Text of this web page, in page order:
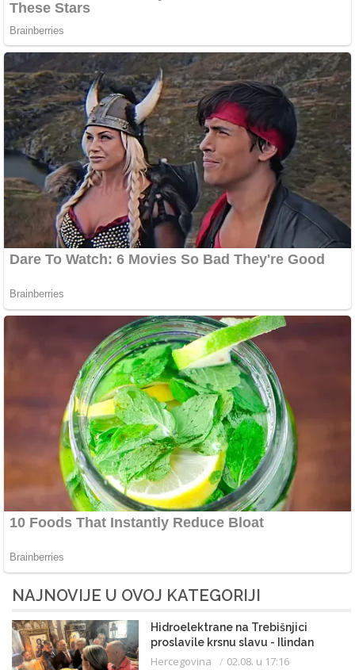
NAJNOVIJE U OVOJ KATEGORIJI
Hidroelektrane na Trebišnjici
proslavile krsnu slavu - Ilindan
Hercegovina 02.08. u 17:16